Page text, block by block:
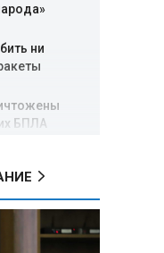
ни
БПЛА
и новые